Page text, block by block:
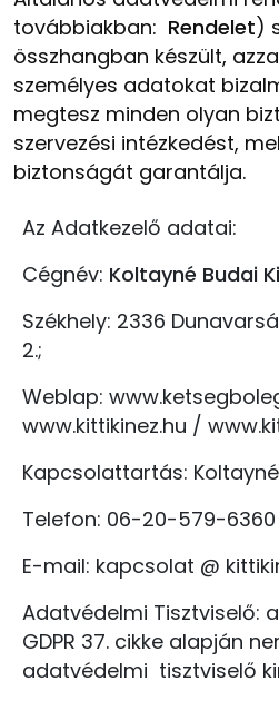
továbbiakban: Rendelet)
összhangban készült,
személyes adatokat
megtesz minden olyan
szervezési intézkedést,
biztonságát garantálja.
Az Adatkezelő adatai:
Cégnév: Koltayné Budai
Székhely: 2336
2.;
Weblap:
www.kittikinez.hu /
Kapcsolattartás:
Telefon: 06-20-579-6360
E-mail: kapcsolat @
Adatvédelmi Tisztviselő:
GDPR 37. cikke alapján
adatvédelmi tisztviselő